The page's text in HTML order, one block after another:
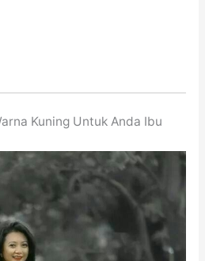
Kuning Untuk Anda Ibu